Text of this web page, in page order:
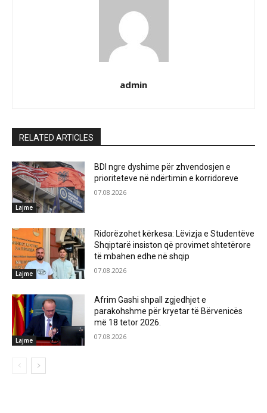
admin
RELATED ARTICLES
Lajme
BDI ngre dyshime për zhvendosjen e
prioriteteve në ndërtimin e korridoreve
07.08.2026
Lajme
Ridorëzohet kërkesa: Lëvizja e Studentëve
Shqiptarë insiston që provimet shtetërore
të mbahen edhe në shqip
07.08.2026
Lajme
Afrim Gashi shpall zgjedhjet e
parakohshme për kryetar të Bërvenicës
më 18 tetor 2026.
07.08.2026